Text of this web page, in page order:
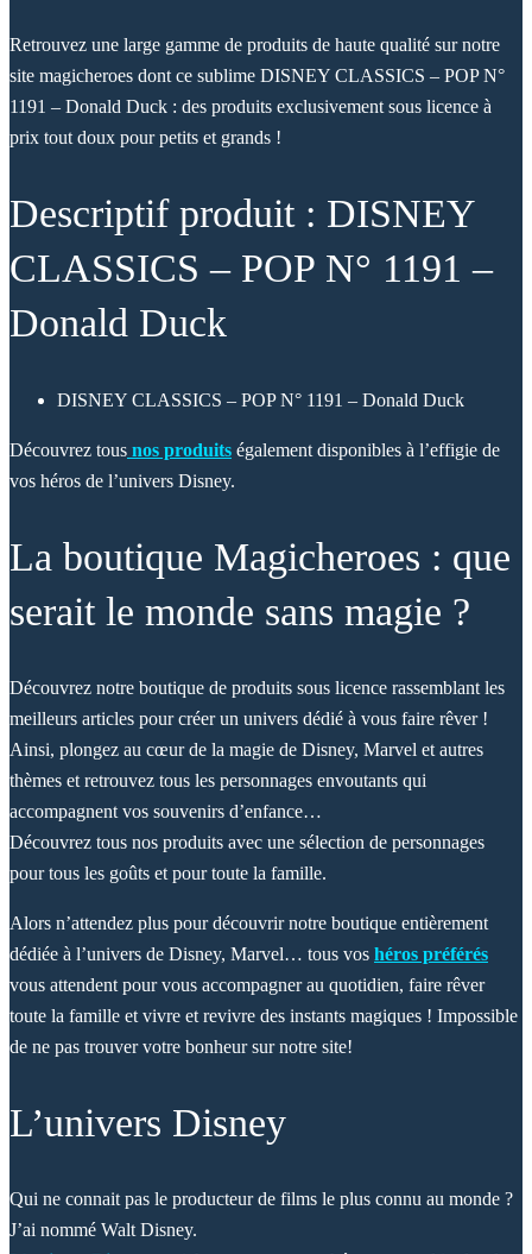
Retrouvez une large gamme de produits de haute qualité sur notre
site magicheroes dont ce sublime DISNEY CLASSICS – POP N°
1191 – Donald Duck : des produits exclusivement sous licence à
prix tout doux pour petits et grands !
Descriptif produit : DISNEY
CLASSICS – POP N° 1191 –
Donald Duck
DISNEY CLASSICS – POP N° 1191 – Donald Duck
Découvrez tous nos produits également disponibles à l’effigie de
vos héros de l’univers Disney.
La boutique Magicheroes : que
serait le monde sans magie ?
Découvrez notre boutique de produits sous licence rassemblant les
meilleurs articles pour créer un univers dédié à vous faire rêver !
Ainsi, plongez au cœur de la magie de Disney, Marvel et autres
thèmes et retrouvez tous les personnages envoutants qui
accompagnent vos souvenirs d’enfance…
Découvrez tous nos produits avec une sélection de personnages
pour tous les goûts et pour toute la famille.
Alors n’attendez plus pour découvrir notre boutique entièrement
dédiée à l’univers de Disney, Marvel… tous vos héros préférés
vous attendent pour vous accompagner au quotidien, faire rêver
toute la famille et vivre et revivre des instants magiques ! Impossible
de ne pas trouver votre bonheur sur notre site!
L’univers Disney
Qui ne connait pas le producteur de films le plus connu au monde ?
J’ai nommé Walt Disney.